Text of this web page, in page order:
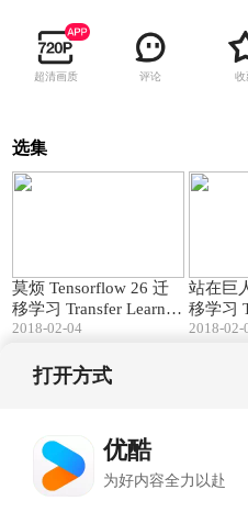
超清画质 评论 收
选集
莫烦 Tensorflow 26 迁
移学习 Transfer Learnin
g (神经网络 教学教程tut
2018-02-04
站在巨
移学习
g (莫烦
2018-02-
打开方式
优酷
为好内容全力以赴